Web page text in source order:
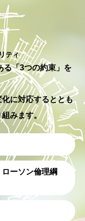
ティ
る「3つの約束」を
に対応するととも
みます。
ーソン倫理綱